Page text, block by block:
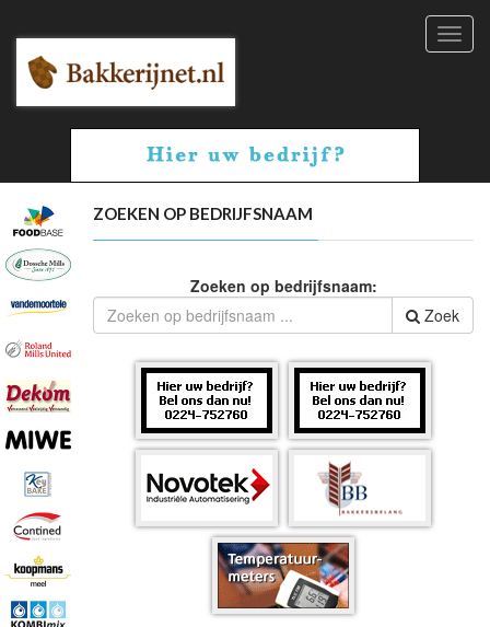
ZOEKEN OP BEDRIJFSNAAM
Zoeken op bedrijfsnaam:
Zoek